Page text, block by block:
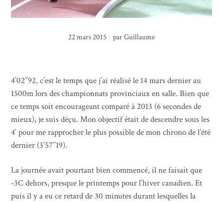
22 mars 2015 parGuillaume
4’02’’92, c’est le temps que j’ai réalisé le 14 mars dernier au
1500m lors des championnats provinciaux en salle. Bien que
ce temps soit encourageant comparé à 2013 (6 secondes de
mieux), je suis déçu. Mon objectif était de descendre sous les
4’ pour me rapprocher le plus possible de mon chrono de l’été
dernier (3’57’’19).
La journée avait pourtant bien commencé, il ne faisait que
-3C dehors, presque le printemps pour l’hiver canadien. Et
puis il y a eu ce retard de 30 minutes durant lesquelles la